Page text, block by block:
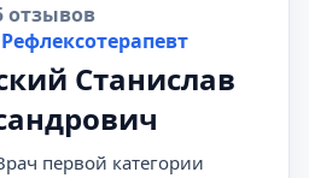
отзывов
Станислав
первой категории